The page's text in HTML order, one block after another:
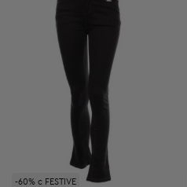
-60% с FESTIVE